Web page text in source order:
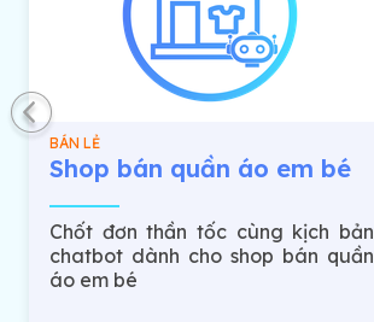
BÁN LẺ
Shop bán quần áo em bé
Chốt đơn thần tốc cùng kịch bản
chatbot dành cho shop bán quần
áo em bé